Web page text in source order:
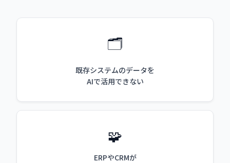
🗂️
既存システムのデータを
AIで活用できない
🧩
ERPやCRMが